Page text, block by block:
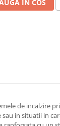
IN COS
de incalzire
in situatii in